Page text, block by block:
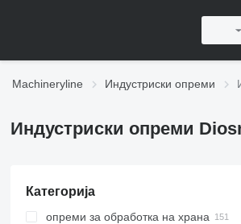
Machineryline Индустриски опреми
Индустриски опреми
Категорија
опреми за обработка на храна